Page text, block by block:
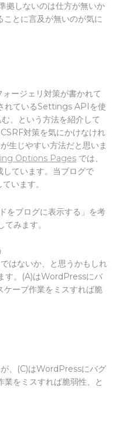
拠しないのは仕方が無いか
とに言及が無いのが気に
ージェリ対策が書かれて
れているSettings APIを使
、という方法を紹介して
対策を気にかけなけれ
生じやすい方法だと思いま
Options Pages では、
ています。当ブログで
います。
をブログに表示する」を考
みます。
はないか、と思うかもしれ
す。(A)はWordPressにバ
ケープ作業をミスすれば脆
、(C)はWordPressにバグ
をミスすれば脆弱性、と